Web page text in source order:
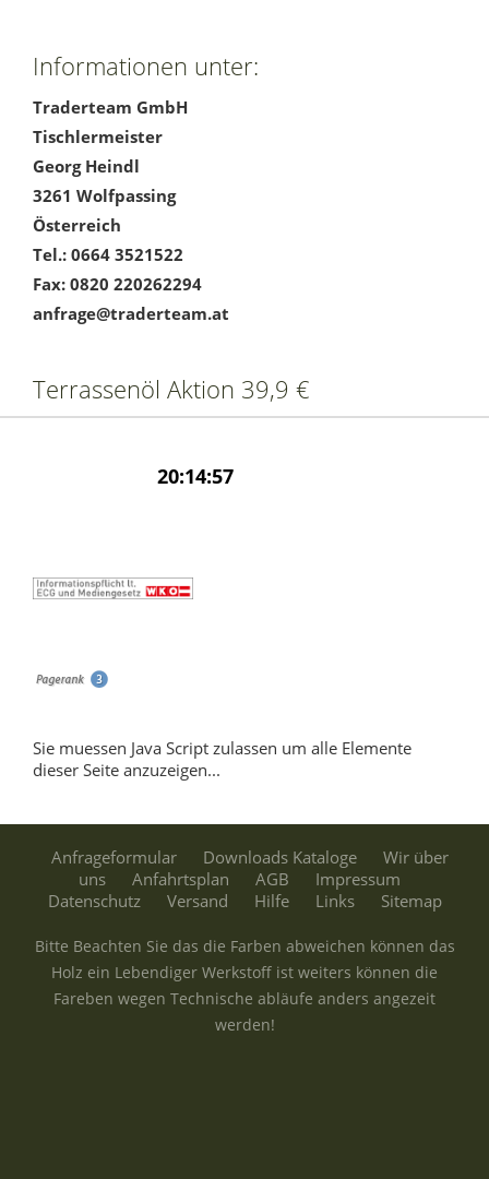
Informationen unter:
Traderteam GmbH
Tischlermeister
Georg Heindl
3261 Wolfpassing
Österreich
Tel.: 0664 3521522
Fax: 0820 220262294
anfrage@traderteam.at
Terrassenöl Aktion 39,9 €
Sie muessen Java Script zulassen um alle Elemente
dieser Seite anzuzeigen...
Anfrageformular Downloads Kataloge
Wir über
uns
Anfahrtsplan AGB
Impressum
Datenschutz
Versand Hilfe Links Sitemap
Bitte Beachten Sie das die Farben abweichen können das
Holz ein Lebendiger Werkstoff ist weiters können die
Fareben wegen Technische abläufe anders angezeit
werden!